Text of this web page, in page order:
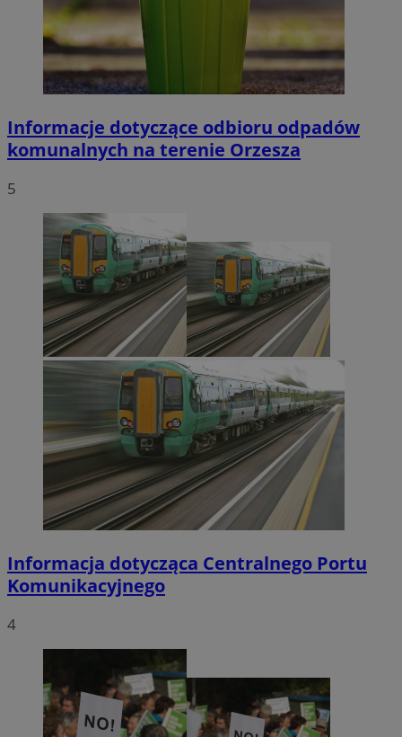
Informacje dotyczące odbioru odpadów
komunalnych na terenie Orzesza
5
Informacja dotycząca Centralnego Portu
Komunikacyjnego
4